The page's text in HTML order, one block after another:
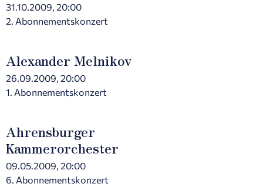
31.10.2009, 20:00
2. Abonnementskonzert
Alexander Melnikov
26.09.2009, 20:00
1. Abonnementskonzert
Ahrensburger
Kammerorchester
09.05.2009, 20:00
6. Abonnementskonzert